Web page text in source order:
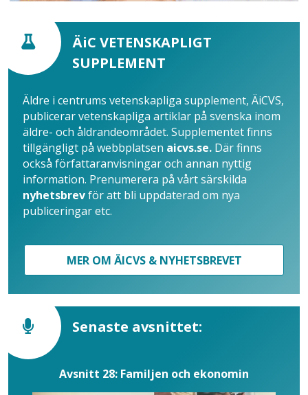
ÄiC VETENSKAPLIGT
SUPPLEMENT
Äldre i centrums vetenskapliga supplement, ÄiCVS,
publicerar vetenskapliga artiklar på svenska inom
äldre- och åldrandeområdet. Supplementet finns
tillgängligt på webbplatsen aicvs.se. Där finns
också författaranvisningar och annan nyttig
information. Prenumerera på vårt särskilda
nyhetsbrevför att bli uppdaterad om nya
publiceringar etc.
MER OM ÄICVS & NYHETSBREVET
Senaste avsnittet:
Avsnitt 28: Familjen och ekonomin